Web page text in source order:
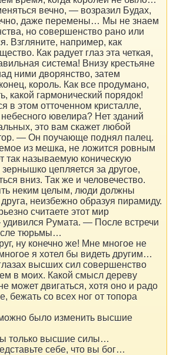
вечно, — возразил Будах,
даже перемены… Мы не знаем
но совершенство рано или
Взгляните, например, как
Как радует глаз эта четкая,
система! Внизу крестьяне
ними дворянство, затем
король. Как все продумано,
какой гармонический порядок!
в этом отточенном кристалле,
ювелира? Нет зданий
это вам скажет любой
— Он поучающе поднял палец.
из мешка, не ложится ровным
так называемую коническую
цепляется за другое,
вниз. Так же и человечество.
неким целым, люди должны
друга, неизбежно образуя пирамиду.
считаете этот мир
Румата. — После встречи
тюрьмы…
ну конечно же! Мне многое не
я хотел бы видеть другим…
высших сил совершенство
в моих. Какой смысл дереву
может двигаться, хотя оно и радо
бежать со всех ног от топора
было изменить высшие
только высшие силы…
себе, что вы бог…